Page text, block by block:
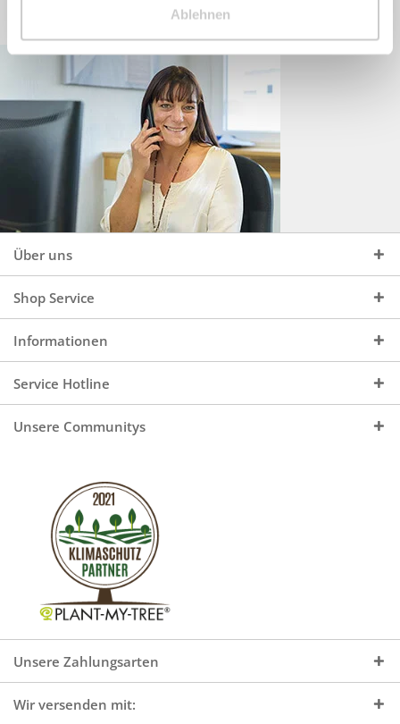
Ablehnen
Über uns
Shop Service
Informationen
Service Hotline
Unsere Communitys
Unsere Zahlungsarten
Wir versenden mit: